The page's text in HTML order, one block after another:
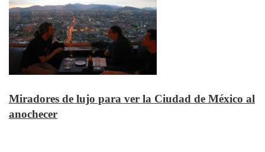
Miradores de lujo para ver la Ciudad de México al
anochecer